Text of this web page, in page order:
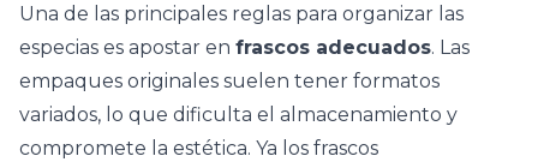
Una de las principales reglas para organizar las
especias es apostar en frascos adecuados. Las
empaques originales suelen tener formatos
variados, lo que dificulta el almacenamiento y
compromete la estética. Ya los frascos